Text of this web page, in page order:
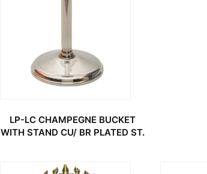
LP-LC CHAMPEGNE BUCKET
WITH STAND CU/ BR PLATED ST.